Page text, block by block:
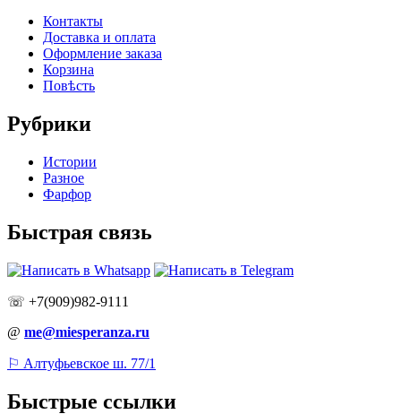
Контакты
Доставка и оплата
Оформление заказа
Корзина
Повѣсть
Рубрики
Истории
Разное
Фарфор
Быстрая связь
☏ +7(909)982-9111
@ me@miesperanza.ru
⚐ Алтуфьевское ш. 77/1
Быстрые ссылки